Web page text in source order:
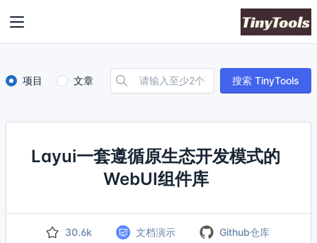
项目 文章 搜索 TinyTools
Layui一套遵循原生态开发模式的
WebUI组件库
30.6k 文档演示 Github仓库